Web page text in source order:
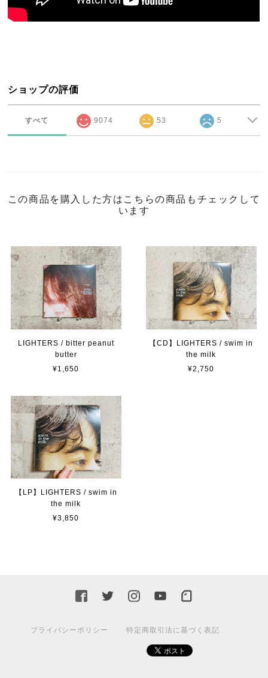
ショップの評価
すべて 9074 53 5
この商品を購入した方はこちらの商品もチェックして
います
LIGHTERS / bitter peanut
butter
¥1,650
【CD】LIGHTERS / swim in
the milk
¥2,750
【LP】LIGHTERS / swim in
the milk
¥3,850
プライバシーポリシー 特定商取引法に基づく表記